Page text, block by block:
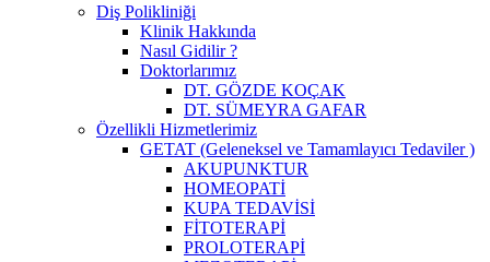
Diş Polikliniği
Klinik Hakkında
Nasıl Gidilir ?
Doktorlarımız
DT. GÖZDE KOÇAK
DT. SÜMEYRA GAFAR
Özellikli Hizmetlerimiz
GETAT (Geleneksel ve Tamamlayıcı Tedaviler )
AKUPUNKTUR
HOMEOPATİ
KUPA TEDAVİSİ
FİTOTERAPİ
PROLOTERAPİ